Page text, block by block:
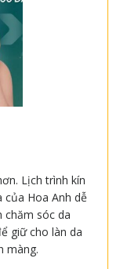
Lịch trình kín
của Hoa Anh dễ
chăm sóc da
giữ cho làn da
màng.